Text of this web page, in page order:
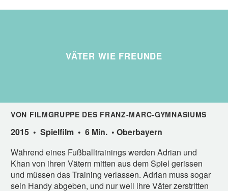
VÄTER WIE FREUNDE
VON FILMGRUPPE DES FRANZ-MARC-GYMNASIUMS
2015 • Spielfilm • 6 Min. • Oberbayern
Während eines Fußballtrainings werden Adrian und
Khan von ihren Vätern mitten aus dem Spiel gerissen
und müssen das Training verlassen. Adrian muss sogar
sein Handy abgeben, und nur weil ihre Väter zerstritten